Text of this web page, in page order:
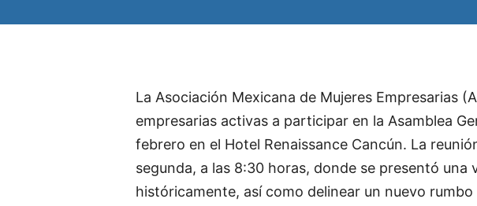
La Asociación Mexicana de Mujeres Empresarias
empresarias activas a participar en la Asamblea
febrero en el Hotel Renaissance Cancún. La
segunda, a las 8:30 horas, donde se presentó
históricamente, así como delinear un nuevo